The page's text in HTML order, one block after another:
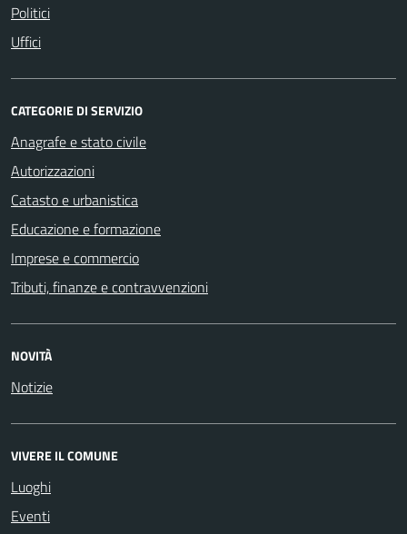
Politici
Uffici
CATEGORIE DI SERVIZIO
Anagrafe e stato civile
Autorizzazioni
Catasto e urbanistica
Educazione e formazione
Imprese e commercio
Tributi, finanze e contravvenzioni
NOVITÀ
Notizie
VIVERE IL COMUNE
Luoghi
Eventi